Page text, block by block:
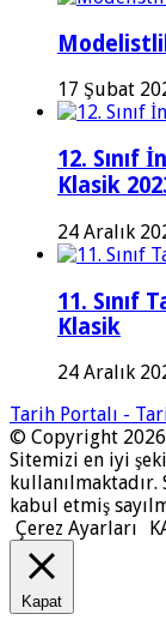
17 Şubat
12. Sınıf
Klasik
24 Aralık
11. Sınıf
Klasik
24 Aralık
Tarih Portalı -
© Copyright 2026,
Sitemizi en iyi
kullanılmaktadır.
kabul etmiş
Çerez Ayarları
Kapat